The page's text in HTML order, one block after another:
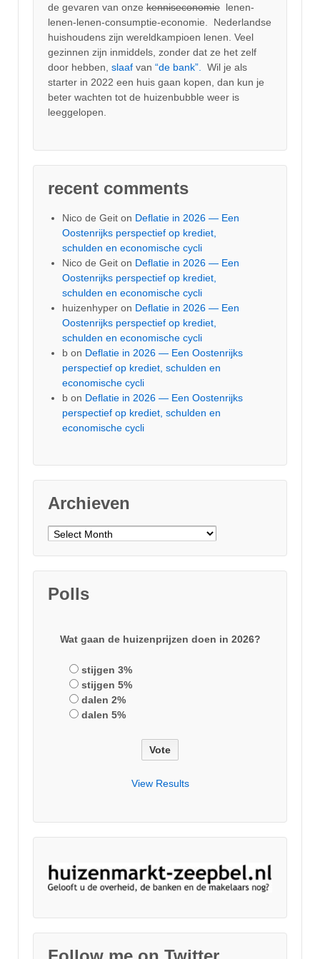
de gevaren van onze kenniseconomie lenen-
lenen-lenen-consumptie-economie. Nederlandse
huishoudens zijn wereldkampioen lenen. Veel
gezinnen zijn inmiddels, zonder dat ze het zelf
door hebben, slaaf van “de bank”.
Wil je als
starter in 2022 een huis gaan kopen, dan kun je
beter wachten tot de huizenbubble weer is
leeggelopen.
recent comments
Nico de Geit on Deflatie in 2026 — Een
Oostenrijks perspectief op krediet,
schulden en economische cycli
Nico de Geit on Deflatie in 2026 — Een
Oostenrijks perspectief op krediet,
schulden en economische cycli
huizenhyper on Deflatie in 2026 — Een
Oostenrijks perspectief op krediet,
schulden en economische cycli
b on Deflatie in 2026 — Een Oostenrijks
perspectief op krediet, schulden en
economische cycli
b on Deflatie in 2026 — Een Oostenrijks
perspectief op krediet, schulden en
economische cycli
Archieven
Archieven
Polls
Wat gaan de huizenprijzen doen in 2026?
stijgen 3%
stijgen 5%
dalen 2%
dalen 5%
View Results